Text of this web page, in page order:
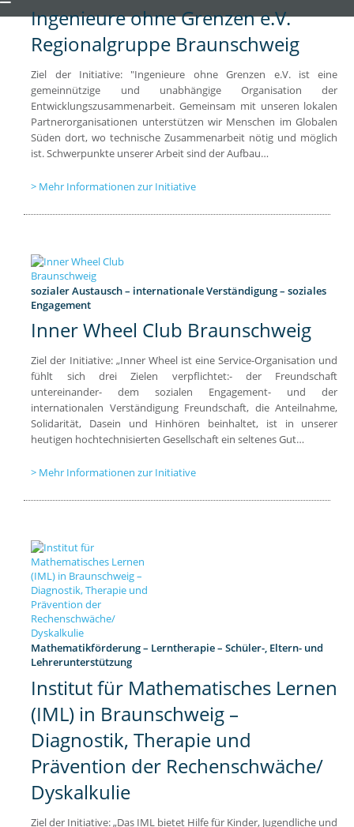
Ingenieure ohne Grenzen e.V.
Regionalgruppe Braunschweig
Ziel der Initiative: "Ingenieure ohne Grenzen e.V. ist eine
gemeinnützige und unabhängige Organisation der
Entwicklungszusammenarbeit. Gemeinsam mit unseren lokalen
Partnerorganisationen unterstützen wir Menschen im Globalen
Süden dort, wo technische Zusammenarbeit nötig und möglich
ist. Schwerpunkte unserer Arbeit sind der Aufbau…
Mehr Informationen zur Initiative
sozialer Austausch – internationale Verständigung – soziales
Engagement
Inner Wheel Club Braunschweig
Ziel der Initiative: „Inner Wheel ist eine Service-Organisation und
fühlt sich drei Zielen verpflichtet:- der Freundschaft
untereinander- dem sozialen Engagement- und der
internationalen Verständigung Freundschaft, die Anteilnahme,
Solidarität, Dasein und Hinhören beinhaltet, ist in unserer
heutigen hochtechnisierten Gesellschaft ein seltenes Gut…
Mehr Informationen zur Initiative
Mathematikförderung – Lerntherapie – Schüler-, Eltern- und
Lehrerunterstützung
Institut für Mathematisches Lernen
(IML) in Braunschweig –
Diagnostik, Therapie und
Prävention der Rechenschwäche/
Dyskalkulie
Ziel der Initiative: „Das IML bietet Hilfe für Kinder, Jugendliche und